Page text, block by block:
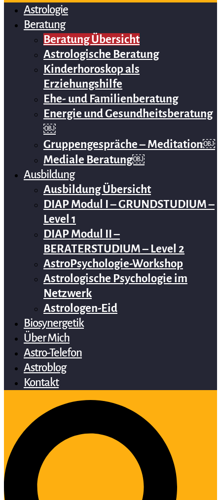
Astrologie
Beratung
Beratung Übersicht
Astrologische Beratung
Kinderhoroskop als
Erziehungshilfe
Ehe- und Familienberatung
Energie und Gesundheitsberatung
￼
Gruppengespräche – Meditation￼
Mediale Beratung￼
Ausbildung
Ausbildung Übersicht
DIAP Modul I – GRUNDSTUDIUM –
Level 1
DIAP Modul II –
BERATERSTUDIUM – Level 2
AstroPsychologie-Workshop
Astrologische Psychologie im
Netzwerk
Astrologen-Eid
Biosynergetik
Über Mich
Astro-Telefon
Astroblog
Kontakt